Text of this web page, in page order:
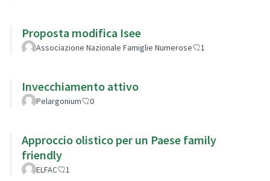
Proposta modifica Isee
Associazione Nazionale Famiglie Numerose 1
Invecchiamento attivo
Pelargonium 0
Approccio olistico per un Paese family
friendly
ELFAC 1